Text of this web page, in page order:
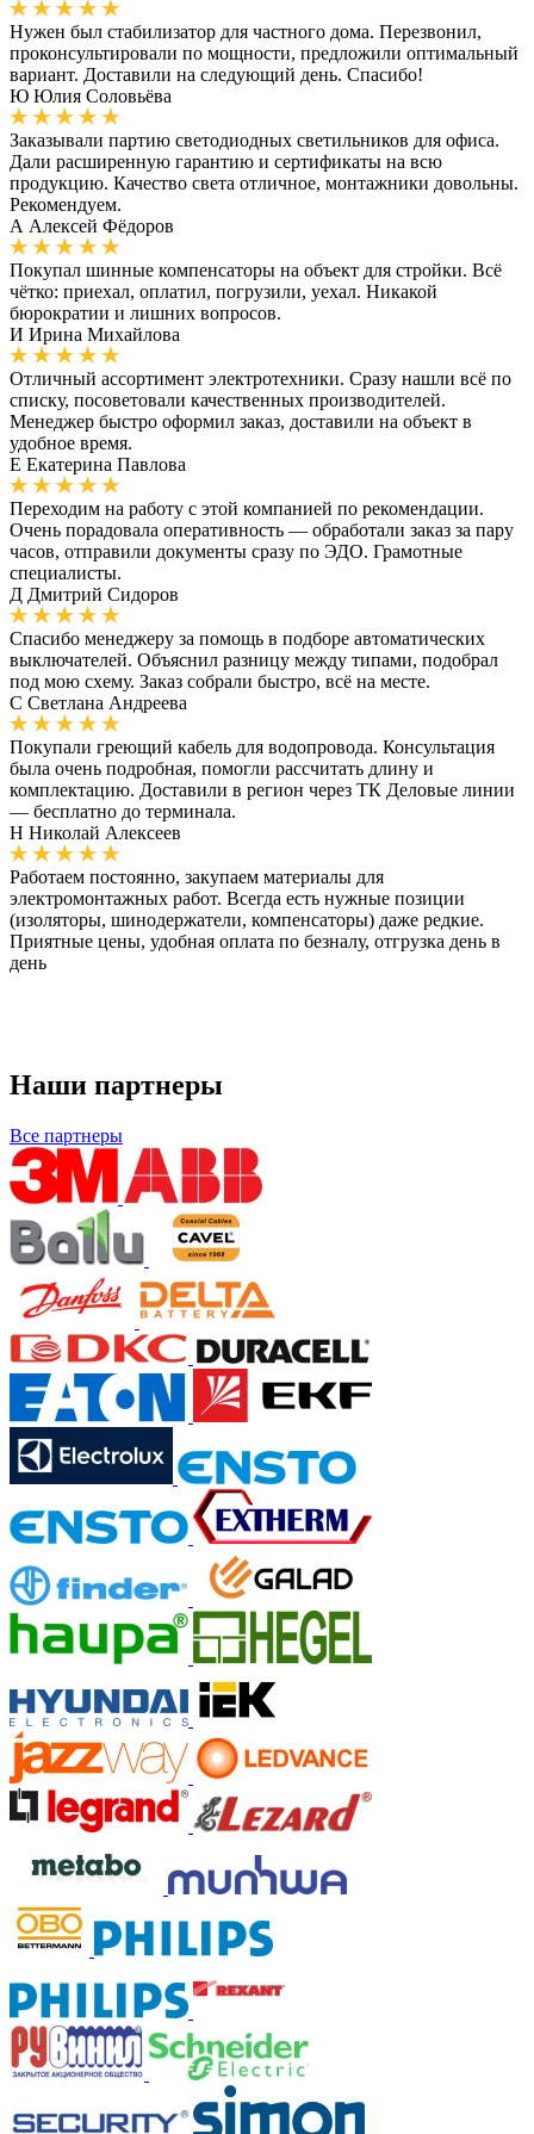
Нужен был стабилизатор для частного дома. Перезвонил,
проконсультировали по мощности, предложили оптимальный
вариант. Доставили на следующий день. Спасибо!
Ю Юлия Соловьёва
Заказывали партию светодиодных светильников для офиса.
Дали расширенную гарантию и сертификаты на всю
продукцию. Качество света отличное, монтажники довольны.
Рекомендуем.
А Алексей Фёдоров
Покупал шинные компенсаторы на объект для стройки. Всё
чётко: приехал, оплатил, погрузили, уехал. Никакой
бюрократии и лишних вопросов.
И Ирина Михайлова
Отличный ассортимент электротехники. Сразу нашли всё по
списку, посоветовали качественных производителей.
Менеджер быстро оформил заказ, доставили на объект в
удобное время.
Е Екатерина Павлова
Переходим на работу с этой компанией по рекомендации.
Очень порадовала оперативность — обработали заказ за пару
часов, отправили документы сразу по ЭДО. Грамотные
специалисты.
Д Дмитрий Сидоров
Спасибо менеджеру за помощь в подборе автоматических
выключателей. Объяснил разницу между типами, подобрал
под мою схему. Заказ собрали быстро, всё на месте.
С Светлана Андреева
Покупали греющий кабель для водопровода. Консультация
была очень подробная, помогли рассчитать длину и
комплектацию. Доставили в регион через ТК Деловые линии
— бесплатно до терминала.
Н Николай Алексеев
Работаем постоянно, закупаем материалы для
электромонтажных работ. Всегда есть нужные позиции
(изоляторы, шинодержатели, компенсаторы) даже редкие.
Приятные цены, удобная оплата по безналу, отгрузка день в
день
Наши партнеры
Все партнеры